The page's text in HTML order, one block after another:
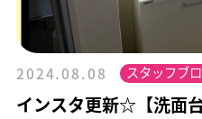
2024.08.08 スタッフブ
インスタ更新☆【洗面